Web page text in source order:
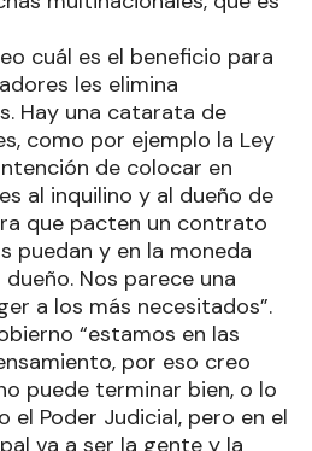
cuál es el beneficio para
les elimina
Hay una catarata de
como por ejemplo la Ley
de colocar en
al inquilino y al dueño de
que pacten un contrato
puedan y en la moneda
Nos parece una
a los más necesitados”.
“estamos en las
por eso creo
puede terminar bien, o lo
el Poder Judicial, pero en el